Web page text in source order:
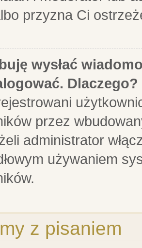
przyzna Ci
wysłać
Dlaczego?
przez
administrator
używaniem
z pisaniem